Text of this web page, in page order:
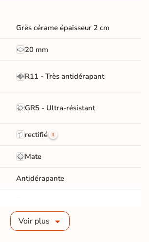
Grès cérame épaisseur 2 cm
20 mm
R11 - Très antidérapant
GR5 - Ultra-résistant
rectifié
Mate
Antidérapante
V2
Voir plus